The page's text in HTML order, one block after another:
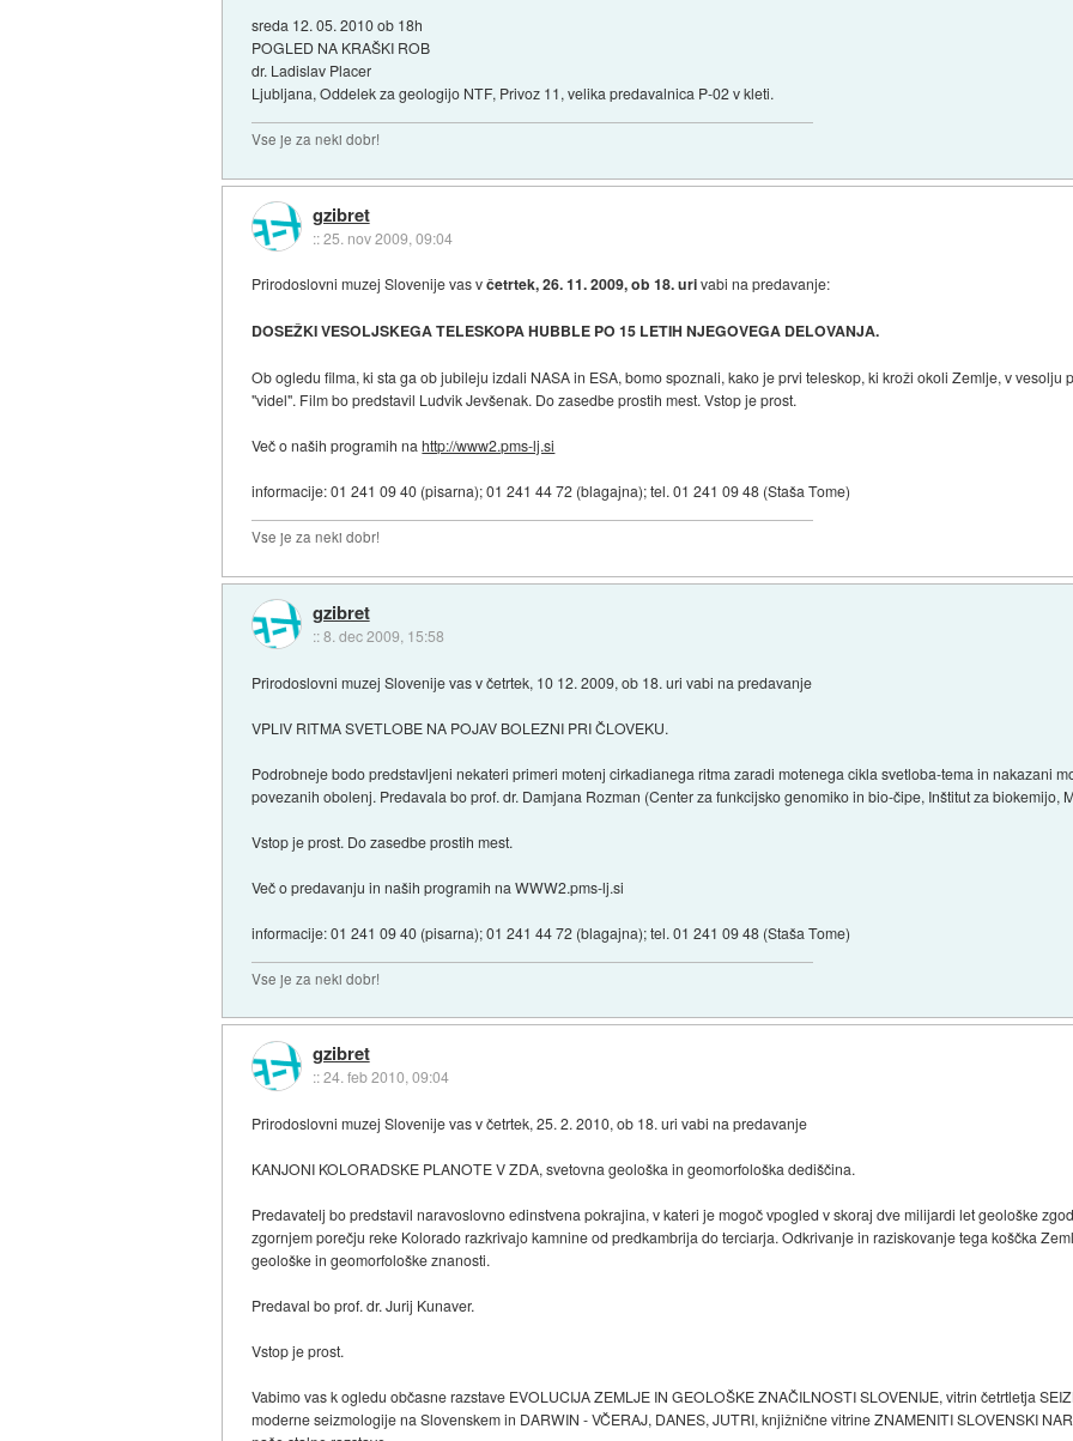
sreda 12. 05. 2010 ob 18h
POGLED NA KRAŠKI ROB
dr. Ladislav Placer
Ljubljana, Oddelek za geologijo NTF, Privoz 11, velika predavalnica P-02 v kleti.
Vse je za neki dobr!
gzibret
::25. nov 2009, 09:04
Prirodoslovni muzej Slovenije vas včetrtek, 26. 11. 2009, ob 18. urivabi na predavanje:
DOSEŽKI VESOLJSKEGA TELESKOPA HUBBLE PO 15 LETIH NJEGOVEGA DELOVANJA.
Ob ogledu filma, ki sta ga ob jubileju izdali NASA in ESA, bomo spoznali, kako je prvi teleskop, ki kroži okoli Zemlje, v
"videl". Film bo predstavil Ludvik Jevšenak. Do zasedbe prostih mest. Vstop je prost.
Več o naših programih nahttp://www2.pms-lj.si
informacije: 01 241 09 40 (pisarna); 01 241 44 72 (blagajna); tel. 01 241 09 48 (Staša Tome)
Vse je za neki dobr!
gzibret
::8. dec 2009, 15:58
Prirodoslovni muzej Slovenije vas v četrtek, 10 12. 2009, ob 18. uri vabi na predavanje
VPLIV RITMA SVETLOBE NA POJAV BOLEZNI PRI ČLOVEKU.
Podrobneje bodo predstavljeni nekateri primeri motenj cirkadianega ritma zaradi motenega cikla svetloba-tema in nakazani
povezanih obolenj. Predavala bo prof. dr. Damjana Rozman (Center za funkcijsko genomiko in bio-čipe, Inštitut za biokemijo,
Vstop je prost. Do zasedbe prostih mest.
Več o predavanju in naših programih na WWW2.pms-lj.si
informacije: 01 241 09 40 (pisarna); 01 241 44 72 (blagajna); tel. 01 241 09 48 (Staša Tome)
Vse je za neki dobr!
gzibret
::24. feb 2010, 09:04
Prirodoslovni muzej Slovenije vas v četrtek, 25. 2. 2010, ob 18. uri vabi na predavanje
KANJONI KOLORADSKE PLANOTE V ZDA, svetovna geološka in geomorfološka dediščina.
Predavatelj bo predstavil naravoslovno edinstvena pokrajina, v kateri je mogoč vpogled v skoraj dve milijardi let geološke
zgornjem porečju reke Kolorado razkrivajo kamnine od predkambrija do terciarja. Odkrivanje in raziskovanje tega koščka
geološke in geomorfološke znanosti.
Predaval bo prof. dr. Jurij Kunaver.
Vstop je prost.
Vabimo vas k ogledu občasne razstave EVOLUCIJA ZEMLJE IN GEOLOŠKE ZNAČILNOSTI SLOVENIJE, vitrin četrtletja
moderne seizmologije na Slovenskem in DARWIN - VČERAJ, DANES, JUTRI, knjižnične vitrine ZNAMENITI SLOVENSKI